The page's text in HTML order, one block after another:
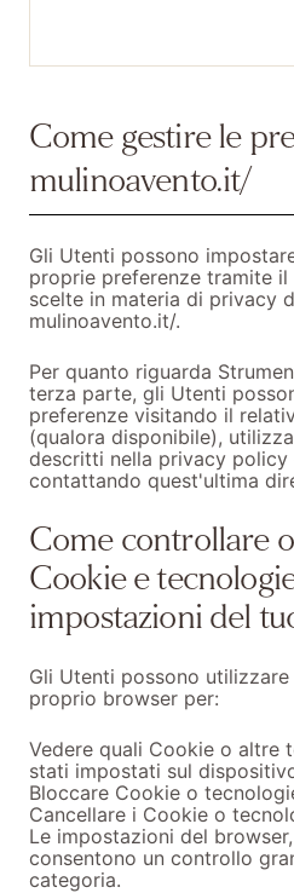
Come gestire le
mulinoavento.it/
Gli Utenti possono
proprie preferenze tramite
scelte in materia di privacy
mulinoavento.it/.
Per quanto riguarda
terza parte, gli Utenti
preferenze visitando il
(qualora disponibile),
descritti nella privacy
contattando quest'ultima
Come controllare
Cookie e
impostazioni del
Gli Utenti possono
proprio browser per:
Vedere quali Cookie o altre
stati impostati sul
Bloccare Cookie o
Cancellare i Cookie o
Le impostazioni del
consentono un controllo
categoria.